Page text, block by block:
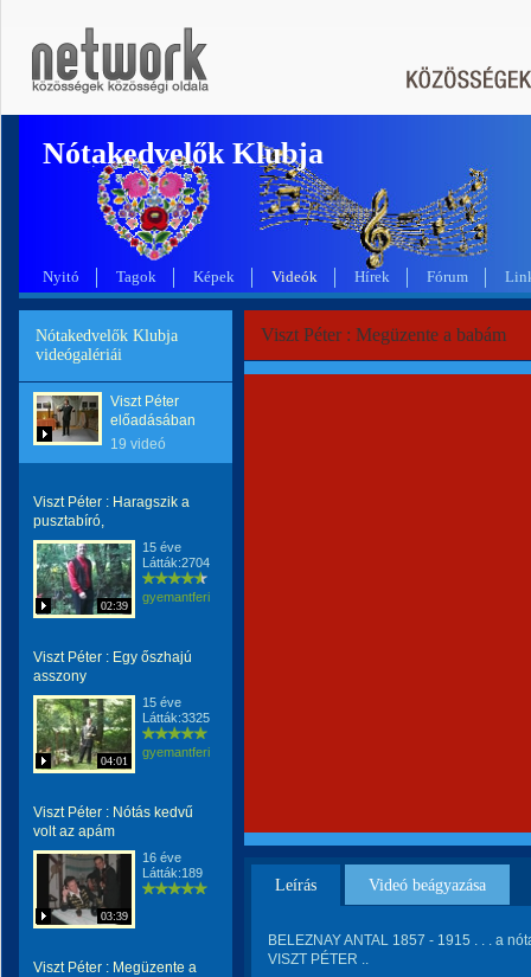
Nótakedvelők Klubja
Nyitó Tagok Képek Videók Hírek Fórum
Nótakedvelők Klubja
videógalériái
Viszt Péter
előadásában
19 videó
Viszt Péter : Haragszik a
pusztabíró,
02:39
15 éve
Látták:2704
gyemantferi
Viszt Péter : Egy őszhajú
asszony
04:01
15 éve
Látták:3325
gyemantferi
Viszt Péter : Nótás kedvű
volt az apám
03:39
16 éve
Látták:189
Viszt Péter : Megüzente a
Viszt Péter : Megüzente a babám
Leírás Videó beágyazása
BELEZNAY ANTAL 1857 - 1915 . . . a
VISZT PÉTER ..